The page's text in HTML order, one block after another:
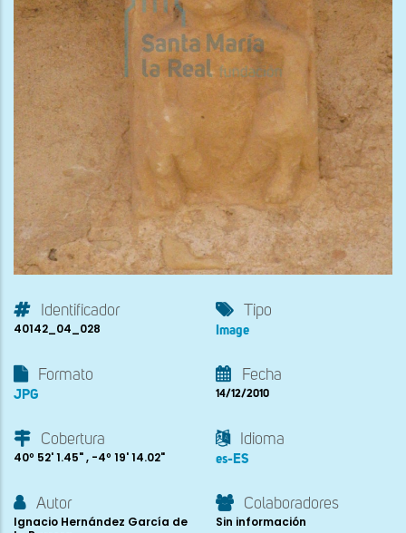
Identificador
40142_04_028
Tipo
Image
Formato
JPG
Fecha
14/12/2010
Cobertura
40º 52' 1.45" , -4º 19' 14.02"
Idioma
es-ES
Autor
Ignacio Hernández García de
Colaboradores
Sin información